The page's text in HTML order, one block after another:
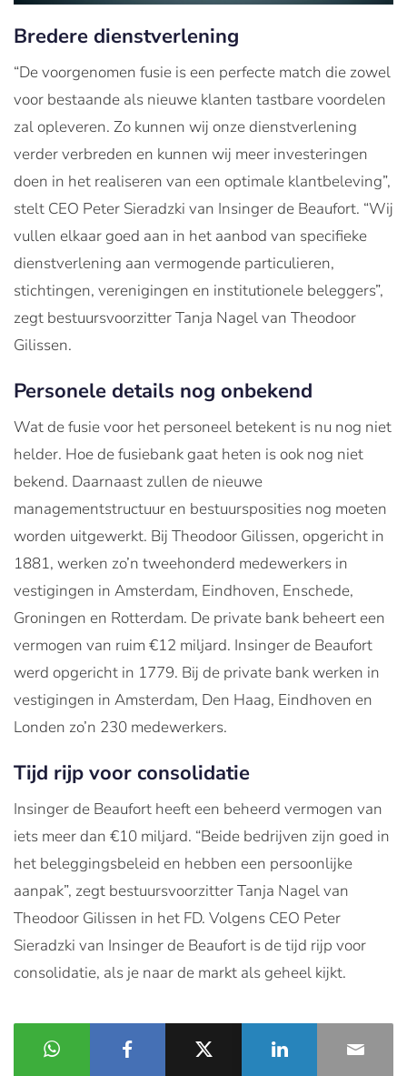
Bredere dienstverlening
“De voorgenomen fusie is een perfecte match die zowel
voor bestaande als nieuwe klanten tastbare voordelen
zal opleveren. Zo kunnen wij onze dienstverlening
verder verbreden en kunnen wij meer investeringen
doen in het realiseren van een optimale klantbeleving”,
stelt CEO Peter Sieradzki van Insinger de Beaufort. “Wij
vullen elkaar goed aan in het aanbod van specifieke
dienstverlening aan vermogende particulieren,
stichtingen, verenigingen en institutionele beleggers”,
zegt bestuursvoorzitter Tanja Nagel van Theodoor
Gilissen.
Personele details nog onbekend
Wat de fusie voor het personeel betekent is nu nog niet
helder. Hoe de fusiebank gaat heten is ook nog niet
bekend. Daarnaast zullen de nieuwe
managementstructuur en bestuursposities nog moeten
worden uitgewerkt. Bij Theodoor Gilissen, opgericht in
1881, werken zo’n tweehonderd medewerkers in
vestigingen in Amsterdam, Eindhoven, Enschede,
Groningen en Rotterdam. De private bank beheert een
vermogen van ruim €12 miljard. Insinger de Beaufort
werd opgericht in 1779. Bij de private bank werken in
vestigingen in Amsterdam, Den Haag, Eindhoven en
Londen zo’n 230 medewerkers.
Tijd rijp voor consolidatie
Insinger de Beaufort heeft een beheerd vermogen van
iets meer dan €10 miljard. “Beide bedrijven zijn goed in
het beleggingsbeleid en hebben een persoonlijke
aanpak”, zegt bestuursvoorzitter Tanja Nagel van
Theodoor Gilissen in het FD. Volgens CEO Peter
Sieradzki van Insinger de Beaufort is de tijd rijp voor
consolidatie, als je naar de markt als geheel kijkt.